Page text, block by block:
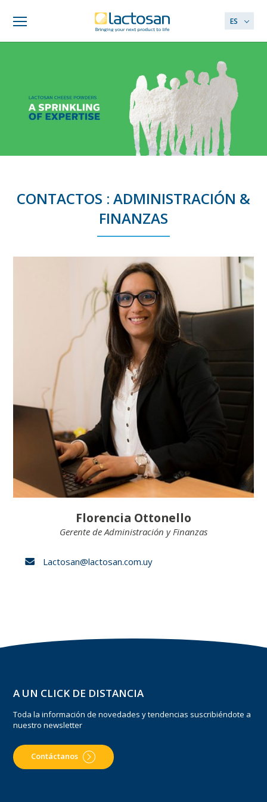
ES
CONTACTOS : ADMINISTRACIÓN &
FINANZAS
Florencia Ottonello
Gerente de Administración y Finanzas
Lactosan@lactosan.com.uy
A UN CLICK DE DISTANCIA
Toda la información de novedades y tendencias suscribiéndote a
nuestro newsletter
Contáctanos